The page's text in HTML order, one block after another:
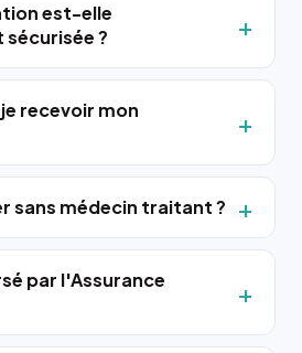
est-elle
?
recevoir mon
sans médecin traitant ?
par l'Assurance